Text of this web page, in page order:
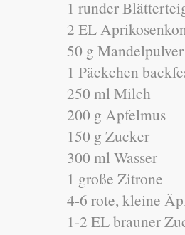
1 runder
2 EL
50 g Mandelpulver
1 Päckchen
250 ml Milch
200 g Apfelmus
150 g Zucker
300 ml Wasser
1 große Zitrone
4-6 rote, kleine
1-2 EL brauner